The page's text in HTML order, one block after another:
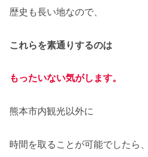
歴史も長い地なので、
これらを素通りするのは
もったいない気がします。
熊本市内観光以外に
時間を取ることが可能でしたら、